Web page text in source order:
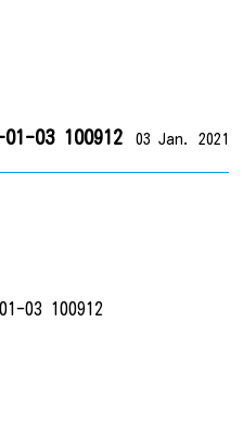
03 100912 03 Jan. 2021
03 100912